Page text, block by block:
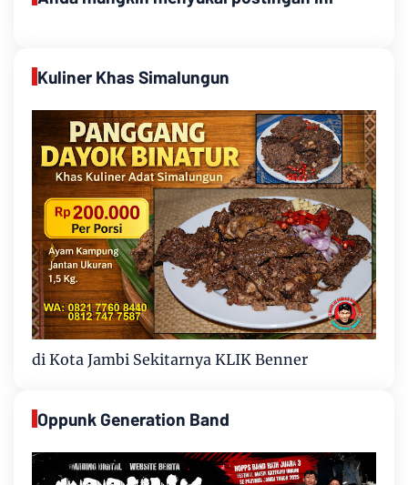
Kuliner Khas Simalungun
di Kota Jambi Sekitarnya KLIK Benner
Oppunk Generation Band